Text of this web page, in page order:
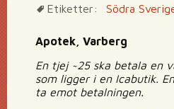
Etiketter:
Södra
Apotek, Varberg
En tjej ~25 ska betala en
som ligger i en Icabutik.
ta emot betalningen.